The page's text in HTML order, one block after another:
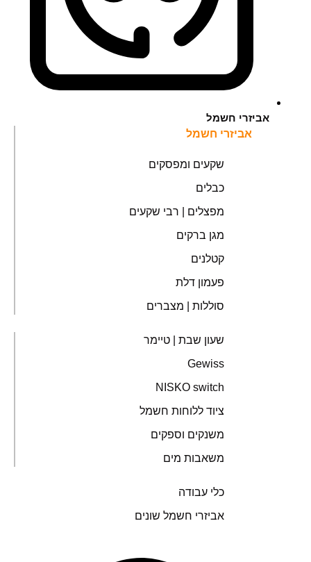
אביזרי חשמל
אביזרי חשמל
שקעים ומפסקים
כבלים
מפצלים | רבי שקעים
מגן ברקים
קטלנים
פעמון דלת
סוללות | מצברים
שעון שבת | טיימר
Gewiss
NISKO switch
ציוד ללוחות חשמל
משנקים וספקים
משאבות מים
כלי עבודה
אביזרי חשמל שונים